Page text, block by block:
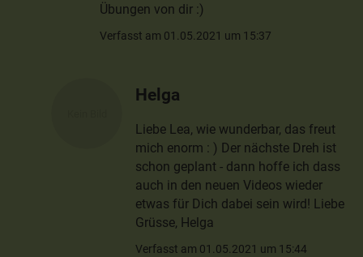
Übungen von dir :)
Verfasst am 01.05.2021 um 15:37
Helga
Liebe Lea, wie wunderbar, das freut
mich enorm : ) Der nächste Dreh ist
schon geplant - dann hoffe ich dass
auch in den neuen Videos wieder
etwas für Dich dabei sein wird! Liebe
Grüsse, Helga
Verfasst am 01.05.2021 um 15:44